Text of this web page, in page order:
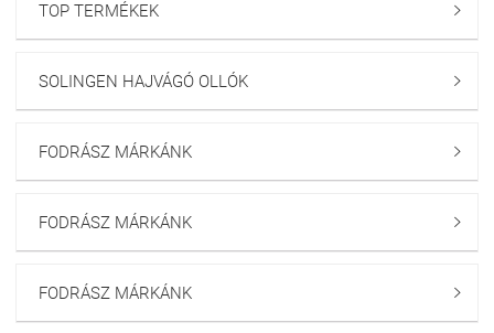
TOP TERMÉKEK 
SOLINGEN HAJVÁGÓ OLLÓK 
FODRÁSZ MÁRKÁNK 
FODRÁSZ MÁRKÁNK 
FODRÁSZ MÁRKÁNK 